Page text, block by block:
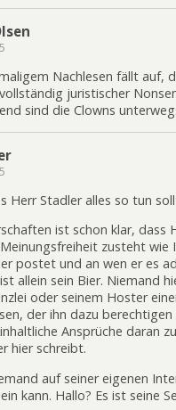
Nachlesen fällt auf,
juristischer
sind die Clowns
Herr Stadler alles so tun
ist schon klar, dass
zusteht wie
postet und an wen er es
allein sein Bier. Niemand
oder seinem Hoster
der ihn dazu
Ansprüche daran
hier schreibt.
auf seiner eigenen
kann. Hallo? Es ist seine